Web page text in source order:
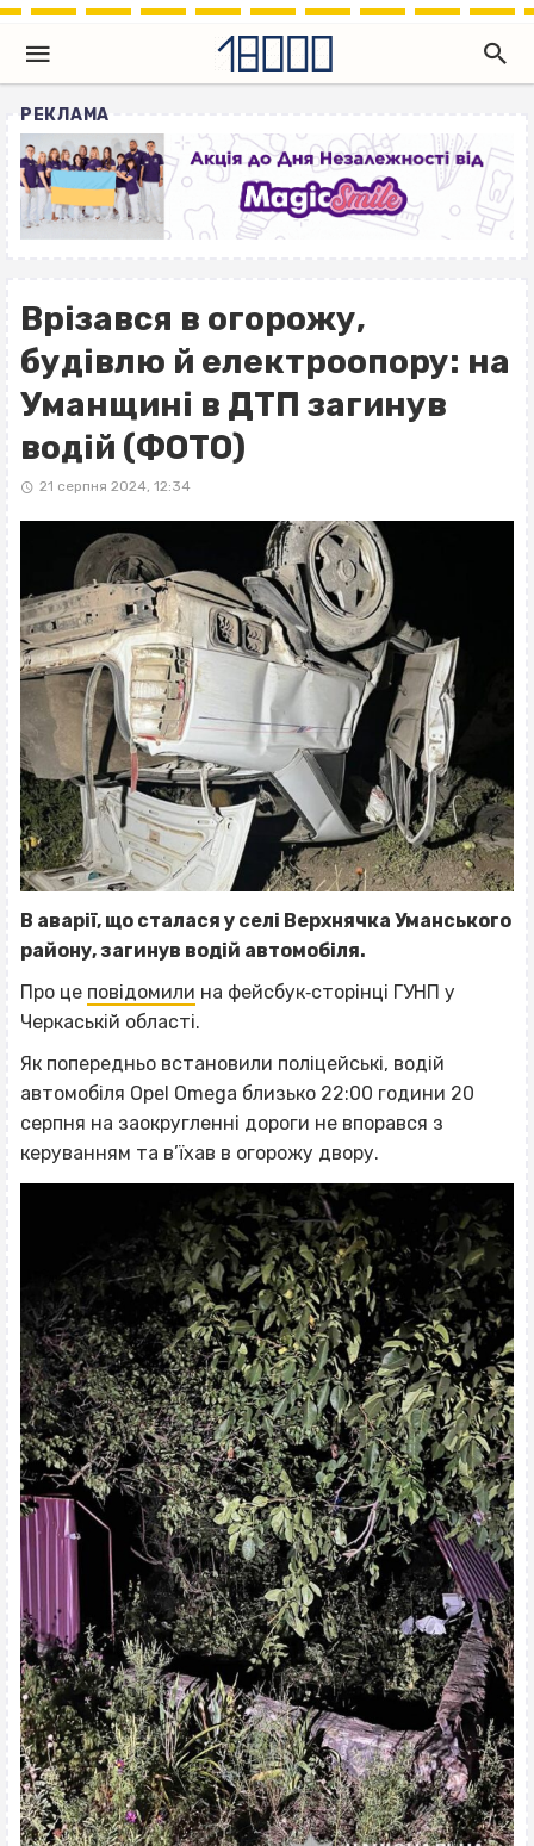
РЕКЛАМА
Врізався в огорожу,
будівлю й електроопору: на
Уманщині в ДТП загинув
водій (ФОТО)
21 серпня 2024, 12:34
В аварії, що сталася у селі Верхнячка Уманського
району, загинув водій автомобіля.
Про це повідомили на фейсбук‐сторінці ГУНП у
Черкаській області.
Як попередньо встановили поліцейські, водій
автомобіля Opel Omega близько 22:00 години 20
серпня на заокругленні дороги не впорався з
керуванням та в’їхав в огорожу двору.